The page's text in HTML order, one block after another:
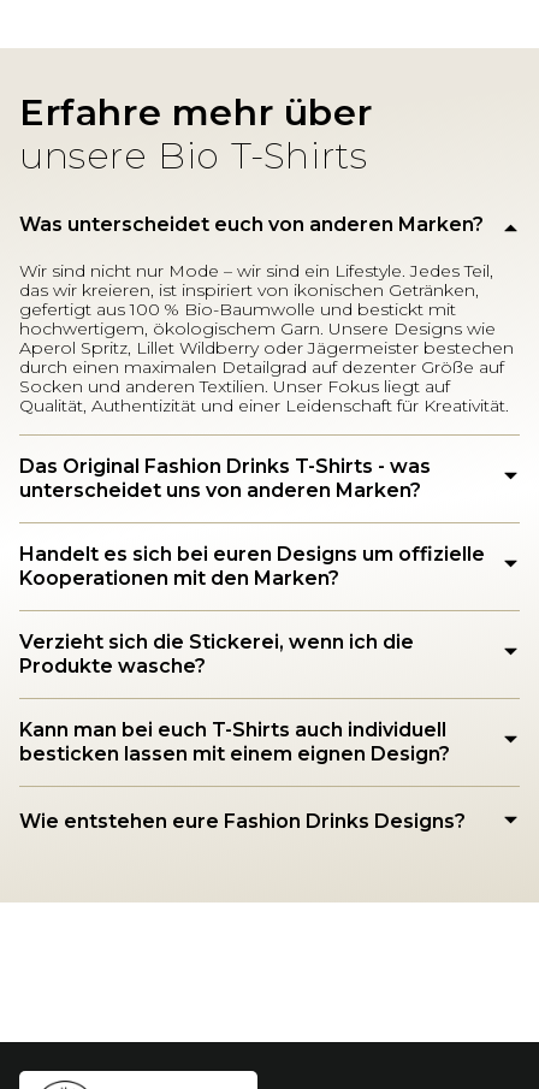
Erfahre mehr über
unsere Bio T-Shirts
Was unterscheidet euch von anderen Marken?
Wir sind nicht nur Mode – wir sind ein Lifestyle. Jedes Teil,
das wir kreieren, ist inspiriert von ikonischen Getränken,
gefertigt aus 100 % Bio-Baumwolle und bestickt mit
hochwertigem, ökologischem Garn. Unsere Designs wie
Aperol Spritz, Lillet Wildberry oder Jägermeister bestechen
durch einen maximalen Detailgrad auf dezenter Größe auf
Socken und anderen Textilien. Unser Fokus liegt auf
Qualität, Authentizität und einer Leidenschaft für Kreativität.
Das Original Fashion Drinks T-Shirts - was
unterscheidet uns von anderen Marken?
Handelt es sich bei euren Designs um offizielle
Kooperationen mit den Marken?
Verzieht sich die Stickerei, wenn ich die
Produkte wasche?
Kann man bei euch T-Shirts auch individuell
besticken lassen mit einem eignen Design?
Wie entstehen eure Fashion Drinks Designs?